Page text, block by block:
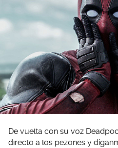
De vuelta con su voz
directo a los pezones y